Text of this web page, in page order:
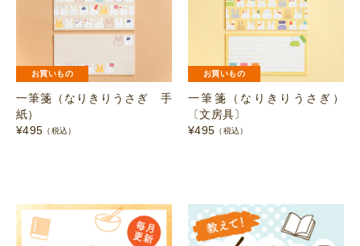
お買いもの
一筆箋（なりきりうさぎ 手
紙）
¥495 （税込）
お買いもの
一筆箋（なりきりうさぎ）
〔文房具〕
¥495 （税込）